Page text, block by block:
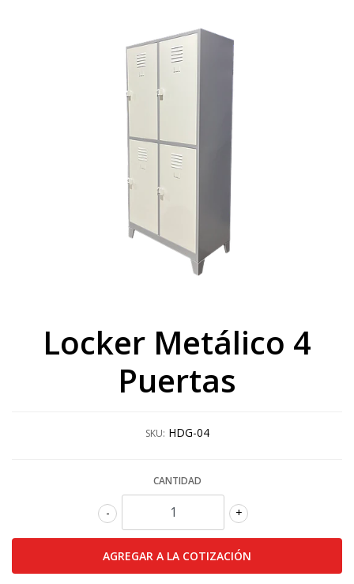
Locker Metálico 4
Puertas
SKU: HDG-04
CANTIDAD
+
-